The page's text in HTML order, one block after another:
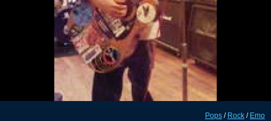
Pops / Rock / Emo